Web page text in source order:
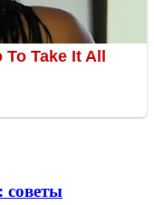
советы